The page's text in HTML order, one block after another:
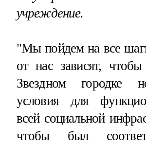
учреждение.
"Мы пойдем на все
от нас зависят,
Звездном городке
условия для
всей социальной
чтобы был